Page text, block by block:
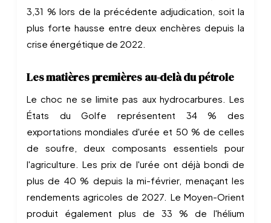
3,31 % lors de la précédente adjudication, soit la
plus forte hausse entre deux enchères depuis la
crise énergétique de 2022.
Les matières premières au-delà du pétrole
Le choc ne se limite pas aux hydrocarbures. Les
États du Golfe représentent 34 % des
exportations mondiales d'urée et 50 % de celles
de soufre, deux composants essentiels pour
l'agriculture. Les prix de l'urée ont déjà bondi de
plus de 40 % depuis la mi-février, menaçant les
rendements agricoles de 2027. Le Moyen-Orient
produit également plus de 33 % de l'hélium